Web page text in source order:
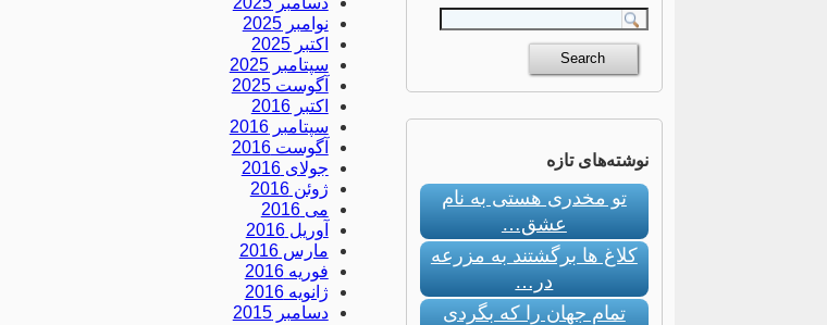
نوامبر 2025
اکتبر 2025
سپتامبر 2025
آگوست 2025
اکتبر 2016
سپتامبر 2016
آگوست 2016
جولای 2016
ژوئن 2016
می 2016
آوریل 2016
مارس 2016
فوریه 2016
ژانویه 2016
دسامبر 2015
نوشته‌های تازه
تو مخدری هستی به نام
عشق…
کلاغ ها برگشتند به مزرعه
در…
تمام جهان را که بگردی